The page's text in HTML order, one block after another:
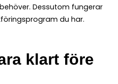
Dessutom fungerar
du har.
klart före